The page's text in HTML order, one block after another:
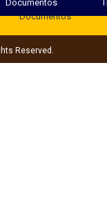
Documentos
Documentos
Reserved.